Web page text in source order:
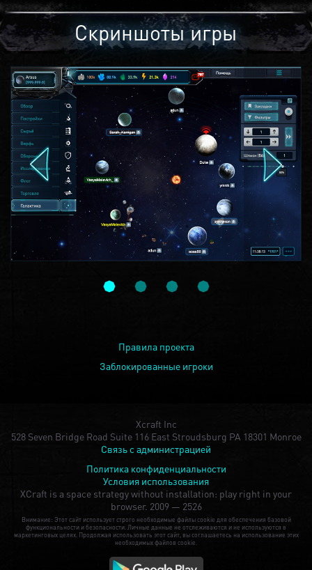
Скриншоты игры
Правила проекта
Заблокированные игроки
Xcraft Inc
528 Seven Bridge Road Suite 116 East Stroudsburg PA 18301 Monroe
Связь с администрацией
Политика конфиденциальности
Условия использования
XCraft is a space strategy without installation: play right in your
browser. 2009 — 2526
Внимание: Этот сайт использует строго необходимые файлы cookie для обеспечения базовой
функциональности и безопасности. Личные данные не отслеживаются и не используются в
маркетинговых целях. Продолжая использовать этот сайт, вы соглашаетесь на использование этих
необходимых файлов cookie.